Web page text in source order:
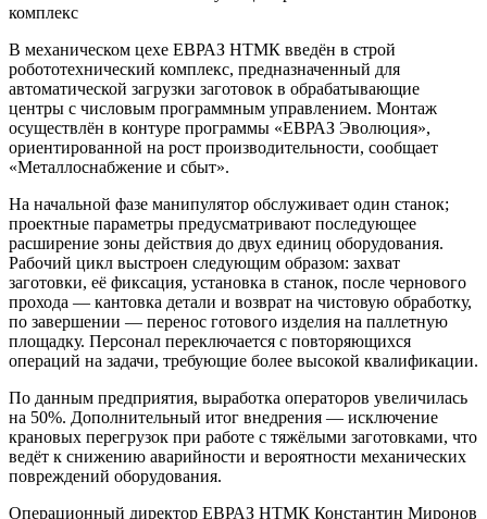
комплекс
В механическом цехе ЕВРАЗ НТМК введён в строй
робототехнический комплекс, предназначенный для
автоматической загрузки заготовок в обрабатывающие
центры с числовым программным управлением. Монтаж
осуществлён в контуре программы «ЕВРАЗ Эволюция»,
ориентированной на рост производительности, сообщает
«Металлоснабжение и сбыт».
На начальной фазе манипулятор обслуживает один станок;
проектные параметры предусматривают последующее
расширение зоны действия до двух единиц оборудования.
Рабочий цикл выстроен следующим образом: захват
заготовки, её фиксация, установка в станок, после чернового
прохода — кантовка детали и возврат на чистовую обработку,
по завершении — перенос готового изделия на паллетную
площадку. Персонал переключается с повторяющихся
операций на задачи, требующие более высокой квалификации.
По данным предприятия, выработка операторов увеличилась
на 50%. Дополнительный итог внедрения — исключение
крановых перегрузок при работе с тяжёлыми заготовками, что
ведёт к снижению аварийности и вероятности механических
повреждений оборудования.
Операционный директор ЕВРАЗ НТМК Константин Миронов